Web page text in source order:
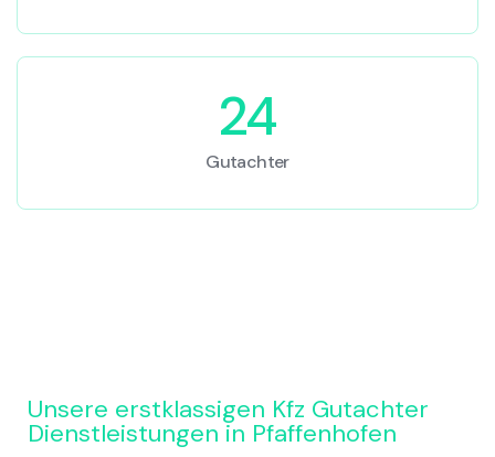
24
Gutachter
Unsere erstklassigen Kfz Gutachter
Dienstleistungen in Pfaffenhofen